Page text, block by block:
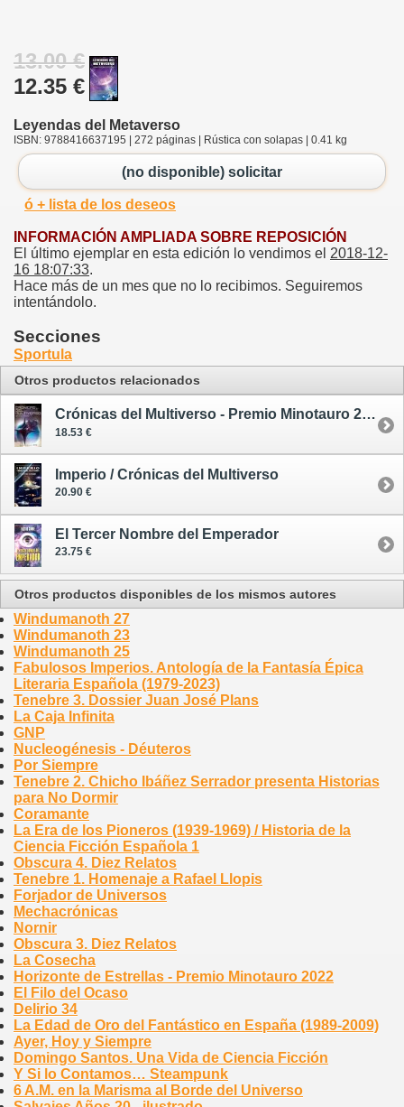
13.00 €
12.35 €
Leyendas del Metaverso
ISBN: 9788416637195 | 272 páginas | Rústica con solapas | 0.41 kg
(no disponible) solicitar
ó + lista de los deseos
INFORMACIÓN AMPLIADA SOBRE REPOSICIÓN
El último ejemplar en esta edición lo vendimos el 2018-12-
16 18:07:33.
Hace más de un mes que no lo recibimos. Seguiremos
intentándolo.
Secciones
Sportula
Otros productos relacionados
Crónicas del Multiverso - Premio Minotauro 2010 - tapa dura
18.53 €
Imperio / Crónicas del Multiverso
20.90 €
El Tercer Nombre del Emperador
23.75 €
Otros productos disponibles de los mismos autores
Windumanoth 27
Windumanoth 23
Windumanoth 25
Fabulosos Imperios. Antología de la Fantasía Épica
Literaria Española (1979-2023)
Tenebre 3. Dossier Juan José Plans
La Caja Infinita
GNP
Nucleogénesis - Déuteros
Por Siempre
Tenebre 2. Chicho Ibáñez Serrador presenta Historias
para No Dormir
Coramante
La Era de los Pioneros (1939-1969) / Historia de la
Ciencia Ficción Española 1
Obscura 4. Diez Relatos
Tenebre 1. Homenaje a Rafael Llopis
Forjador de Universos
Mechacrónicas
Nornir
Obscura 3. Diez Relatos
La Cosecha
Horizonte de Estrellas - Premio Minotauro 2022
El Filo del Ocaso
Delirio 34
La Edad de Oro del Fantástico en España (1989-2009)
Ayer, Hoy y Siempre
Domingo Santos. Una Vida de Ciencia Ficción
Y Si lo Contamos… Steampunk
6 A.M. en la Marisma al Borde del Universo